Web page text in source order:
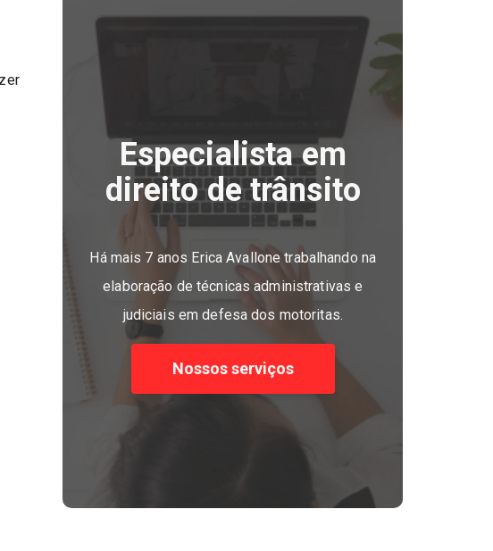
Especialista em
direito de trânsito
Há mais 7 anos Erica Avallone trabalhando na
elaboração de técnicas administrativas e
judiciais em defesa dos motoritas.
Nossos serviços